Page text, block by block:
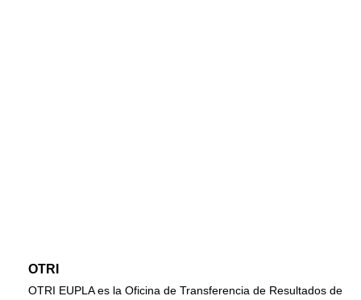
OTRI
OTRI EUPLA es la Oficina de Transferencia de Resultados de